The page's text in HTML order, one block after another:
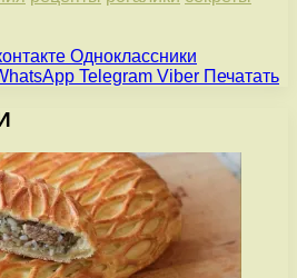
Одноклассники
Telegram Viber Печатать